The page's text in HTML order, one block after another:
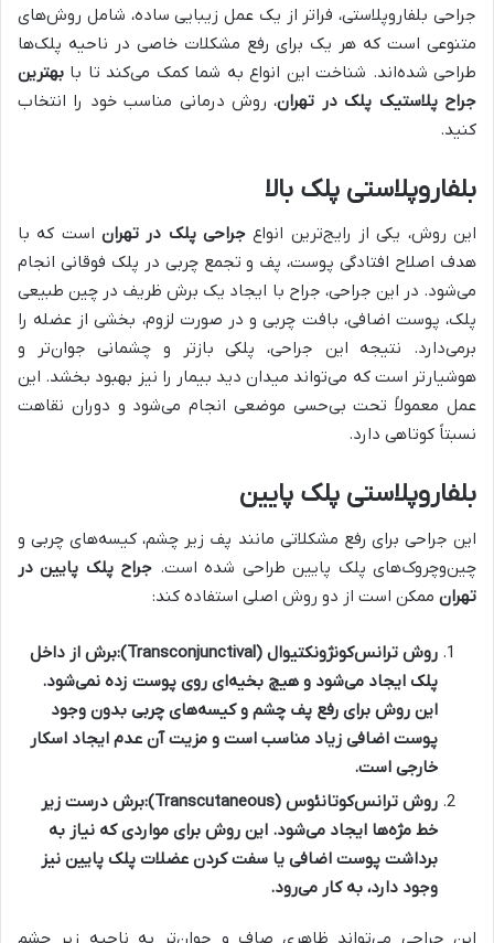
جراحی بلفاروپلاستی، فراتر از یک عمل زیبایی ساده، شامل روش‌های
متنوعی است که هر یک برای رفع مشکلات خاصی در ناحیه پلک‌ها
طراحی شده‌اند. شناخت این انواع به شما کمک می‌کند تا با بهترین
جراح پلاستیک پلک در تهران، روش درمانی مناسب خود را انتخاب
کنید.
بلفاروپلاستی پلک بالا
این روش، یکی از رایج‌ترین انواع جراحی پلک در تهران است که با
هدف اصلاح افتادگی پوست، پف و تجمع چربی در پلک فوقانی انجام
می‌شود. در این جراحی، جراح با ایجاد یک برش ظریف در چین طبیعی
پلک، پوست اضافی، بافت چربی و در صورت لزوم، بخشی از عضله را
برمی‌دارد. نتیجه این جراحی، پلکی بازتر و چشمانی جوان‌تر و
هوشیارتر است که می‌تواند میدان دید بیمار را نیز بهبود بخشد. این
عمل معمولاً تحت بی‌حسی موضعی انجام می‌شود و دوران نقاهت
نسبتاً کوتاهی دارد.
بلفاروپلاستی پلک پایین
این جراحی برای رفع مشکلاتی مانند پف زیر چشم، کیسه‌های چربی و
چین‌وچروک‌های پلک پایین طراحی شده است. جراح پلک پایین در
تهران ممکن است از دو روش اصلی استفاده کند:
روش ترانس‌کونژونکتیوال (Transconjunctival):
برش از داخل
پلک ایجاد می‌شود و هیچ بخیه‌ای روی پوست زده نمی‌شود.
این روش برای رفع پف چشم و کیسه‌های چربی بدون وجود
پوست اضافی زیاد مناسب است و مزیت آن عدم ایجاد اسکار
خارجی است.
روش ترانس‌کوتانئوس (Transcutaneous):
برش درست زیر
خط مژه‌ها ایجاد می‌شود. این روش برای مواردی که نیاز به
برداشت پوست اضافی یا سفت کردن عضلات پلک پایین نیز
وجود دارد، به کار می‌رود.
این جراحی می‌تواند ظاهری صاف و جوان‌تر به ناحیه زیر چشم